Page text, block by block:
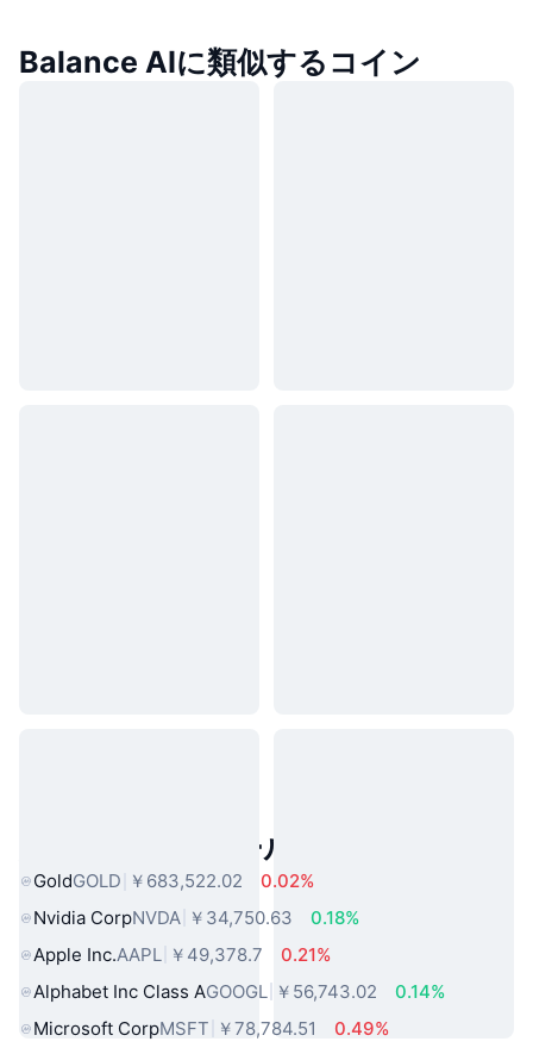
Balance AIに類似するコイン
人気のリアルワールドアセット
GoldGOLD ￥683,522.02
0.02%
Nvidia CorpNVDA ￥34,750.63
0.18%
Apple Inc.AAPL ￥49,378.7
0.21%
Alphabet Inc Class AGOOGL ￥56,743.02
0.14%
Microsoft CorpMSFT ￥78,784.51
0.49%